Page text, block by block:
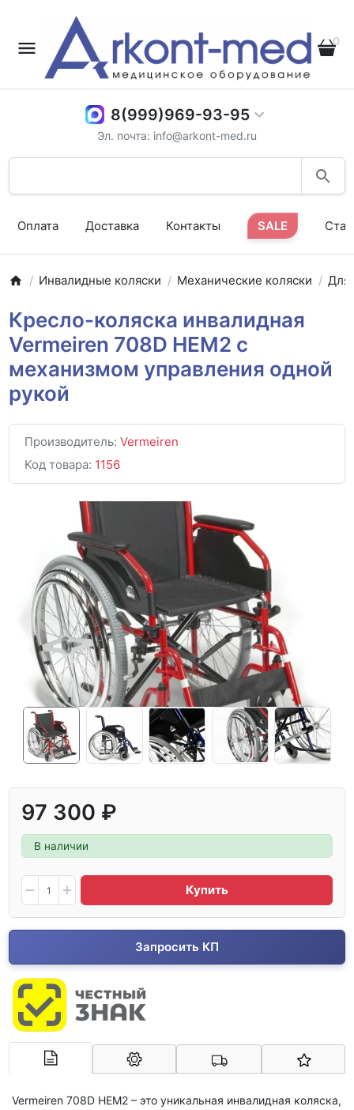
0
8(999)969-93-95
Эл. почта: info@arkont-med.ru
Оплата Доставка Контакты SALE
Инвалидные коляски Механические коляски Для
Кресло-коляска инвалидная
Vermeiren 708D HEM2 с
механизмом управления одной
рукой
Производитель: Vermeiren
Код товара: 1156
97 300 ₽
В наличии
Купить
Запросить КП
Арконт-Мед
Vermeiren 708D HEM2 – это уникальная инвалидная коляска,